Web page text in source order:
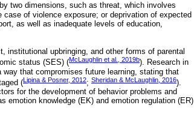
two dimensions, such as threat, which involves
of violence exposure; or deprivation of expected
as well as inadequate levels of education,
upbringing, and other forms of parental
status (SES) (McLaughlin et al., 2019b). Research in
that compromises future learning, stating that
(Lipina & Posner, 2012; Sheridan & McLaughlin, 2016).
for the development of behavior problems and
emotion knowledge (EK) and emotion regulation (ER)